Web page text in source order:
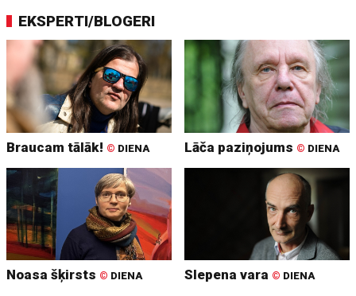
EKSPERTI/BLOGERI
Braucam tālāk! © DIENA Lāča paziņojums © DIENA
Noasa šķirsts © DIENA Slepena vara © DIENA